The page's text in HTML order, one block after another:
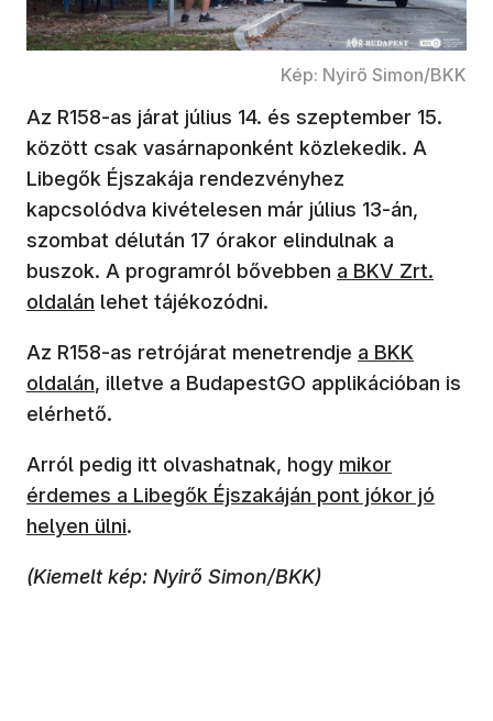
Kép: Nyirő Simon/BKK
Az R158-as járat július 14. és szeptember 15.
között csak vasárnaponként közlekedik. A
Libegők Éjszakája rendezvényhez
kapcsolódva kivételesen már július 13-án,
szombat délután 17 órakor elindulnak a
buszok. A programról bővebben (új ablakban
a BKV Zrt.
oldalán lehet tájékozódni.
Az R158-as retrójárat menetrendje (új ablakban
a BKK
oldalán, illetve a BudapestGO applikációban is
elérhető.
Arról pedig itt olvashatnak, hogy (új ablakban
mikor
érdemes a Libegők Éjszakáján pont jókor jó
helyen ülni.
(Kiemelt kép: Nyirő Simon/BKK)